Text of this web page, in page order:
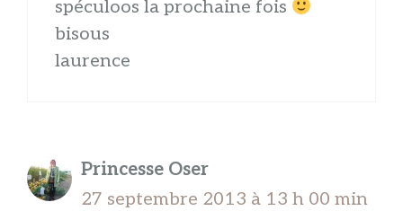
spéculoos la prochaine fois
bisous
laurence
Princesse Oser
27 septembre 2013 à 13 h 00 min